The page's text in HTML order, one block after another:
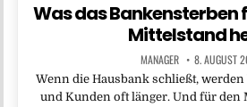
Was das Bankensterben
Mittelstand
MANAGER 8. AUGUST
Wenn die Hausbank schließt,
und Kunden oft länger. Und für den